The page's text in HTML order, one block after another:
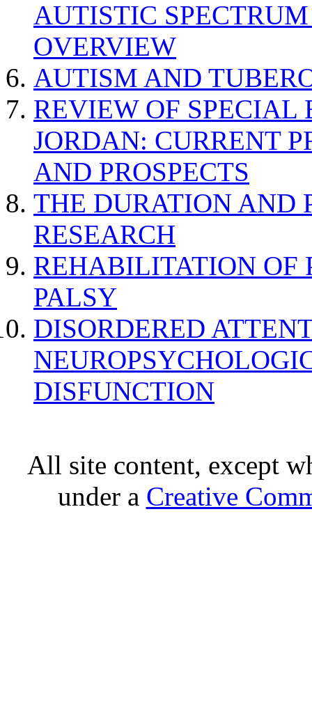
AUTISTIC
OVERVIEW
AUTISM AND
REVIEW OF SPECIAL
JORDAN: CURRENT
AND PROSPECTS
THE DURATION AND
RESEARCH
REHABILITATION OF
PALSY
DISORDERED
DISFUNCTION
All site content, except
under a Creative